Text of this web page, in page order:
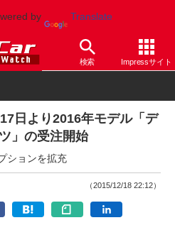
by Translate
検索 Impressサイト
ーバー ディスカバリー
日より2016年モデル「デ
」の受注開始
ションを拡充
（2015/12/18 22:12）